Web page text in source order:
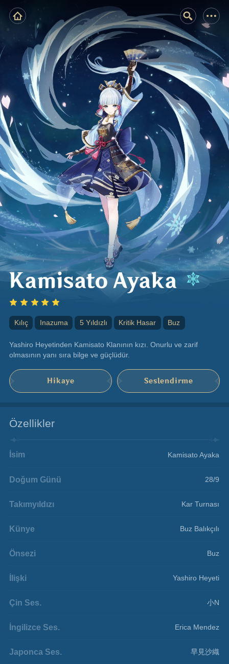
Kamisato Ayaka
Kılıç Inazuma 5 Yıldızlı Kritik Hasar Buz
Yashiro Heyetinden Kamisato Klanının kızı. Onurlu ve zarif
olmasının yanı sıra bilge ve güçlüdür.
Hikaye Seslendirme
Özellikler
İsim Kamisato Ayaka
Doğum Günü 28/9
Takımyıldızı Kar Turnası
Künye Buz Balıkçılı
Önsezi Buz
İlişki Yashiro Heyeti
Çin Ses. 小N
İngilizce Ses. Erica Mendez
Japonca Ses. 早見沙織